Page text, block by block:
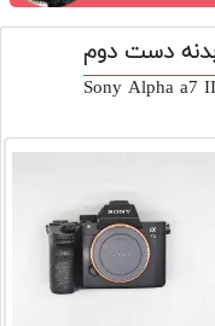
Sony Alpha a7